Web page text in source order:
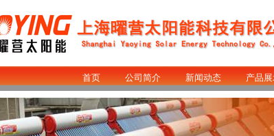
首页 公司简介 新闻动态 产品展